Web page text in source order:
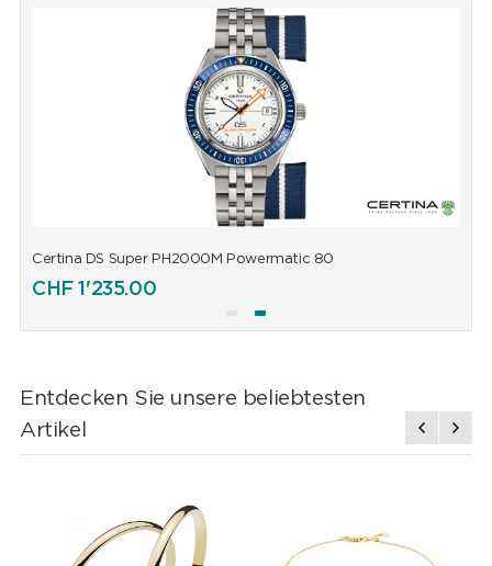
Certina DS Super PH2000M Powermatic 80
CHF1'235.00
Entdecken Sie unsere beliebtesten
Artikel